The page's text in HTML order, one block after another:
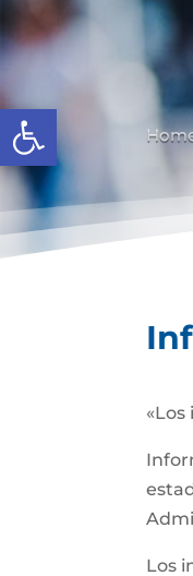
Abrir barra de
Los